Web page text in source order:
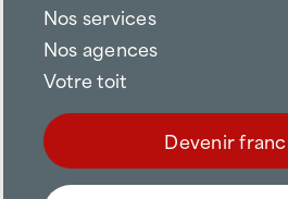
Nos services
Nos agences
Votre toit
Devenir